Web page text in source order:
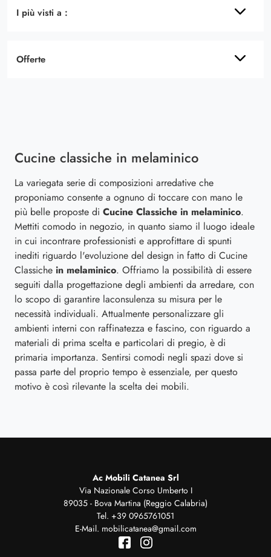
I più visti a :
Offerte
Cucine classiche in melaminico
La variegata serie di composizioni arredative che
proponiamo consente a ognuno di toccare con mano le
più belle proposte di Cucine Classiche in melaminico.
Mettiti comodo in negozio, in quanto siamo il luogo ideale
in cui incontrare professionisti e approfittare di spunti
inediti riguardo l'evoluzione del design in fatto di Cucine
Classiche in melaminico. Offriamo la possibilità di essere
seguiti dalla progettazione degli ambienti da arredare, con
lo scopo di garantire laconsulenza su misura per le
necessità individuali. Attualmente personalizzare gli
ambienti interni con raffinatezza e fascino, con riguardo a
materiali di prima scelta e particolari di pregio, è di
primaria importanza. Sentirsi comodi negli spazi dove si
passa parte del proprio tempo è essenziale, per questo
motivo è così rilevante la scelta dei mobili.
Ac Mobili Catanea Srl
Via Nazionale Corso Umberto I
89035 - Bova Martina (Reggio Calabria)
Tel. +39 0965761051
E-Mail. mobilicatanea@gmail.com